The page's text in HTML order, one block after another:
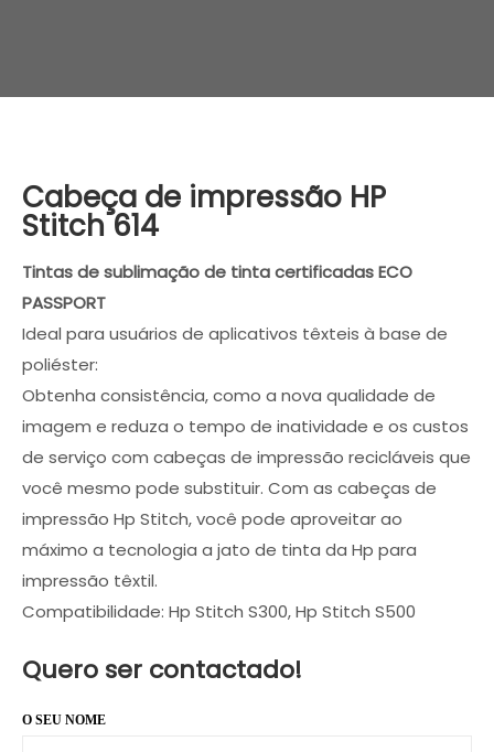
Cabeça de impressão HP
Stitch 614
Tintas de sublimação de tinta certificadas ECO
PASSPORT
Ideal para usuários de aplicativos têxteis à base de
poliéster:
Obtenha consistência, como a nova qualidade de
imagem e reduza o tempo de inatividade e os custos
de serviço com cabeças de impressão recicláveis que
você mesmo pode substituir. Com as cabeças de
impressão Hp Stitch, você pode aproveitar ao
máximo a tecnologia a jato de tinta da Hp para
impressão têxtil.
Compatibilidade: Hp Stitch S300, Hp Stitch S500
Quero ser contactado!
O SEU NOME